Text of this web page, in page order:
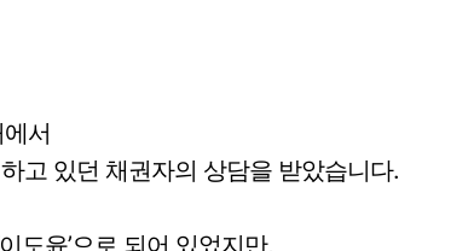
서
고 있던 채권자의 상담을 받았습니다.
도윤’으로 되어 있었지만,